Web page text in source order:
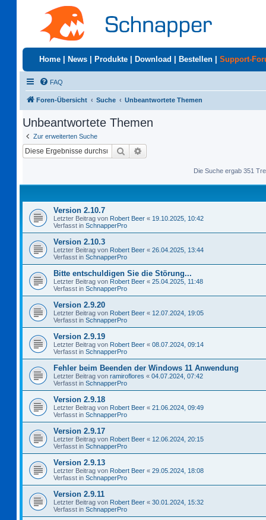
Home News Produkte Download Bestellen Support-
FAQ
Foren-Übersicht Suche Unbeantwortete Themen
Unbeantwortete Themen
Zur erweiterten Suche
Suche
Die Suche ergab 351
Version 2.10.7
Letzter Beitrag von Robert Beer « 19.10.2025, 10:42
Verfasst in SchnapperPro
Version 2.10.3
Letzter Beitrag von Robert Beer « 26.04.2025, 13:44
Verfasst in SchnapperPro
Bitte entschuldigen Sie die Störung...
Letzter Beitrag von Robert Beer « 25.04.2025, 11:48
Verfasst in SchnapperPro
Version 2.9.20
Letzter Beitrag von Robert Beer « 12.07.2024, 19:05
Verfasst in SchnapperPro
Version 2.9.19
Letzter Beitrag von Robert Beer « 08.07.2024, 09:14
Verfasst in SchnapperPro
Fehler beim Beenden der Windows 11 Anwendung
Letzter Beitrag von ramiroflores « 04.07.2024, 07:42
Verfasst in SchnapperPro
Version 2.9.18
Letzter Beitrag von Robert Beer « 21.06.2024, 09:49
Verfasst in SchnapperPro
Version 2.9.17
Letzter Beitrag von Robert Beer « 12.06.2024, 20:15
Verfasst in SchnapperPro
Version 2.9.13
Letzter Beitrag von Robert Beer « 29.05.2024, 18:08
Verfasst in SchnapperPro
Version 2.9.11
Letzter Beitrag von Robert Beer « 30.01.2024, 15:32
Verfasst in SchnapperPro